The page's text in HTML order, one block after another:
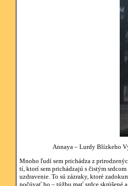
Annaya – Lurdy Blízkeho
Mnoho ľudí sem prichádza z
tí, ktorí sem prichádzajú s čistým
uzdravenie. To sú zázraky, ktoré
počúvať ho – túžbu mať srdce skrúšené